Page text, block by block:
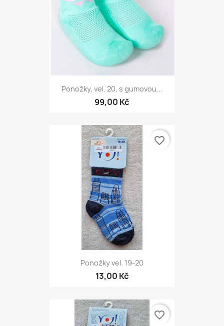
Ponožky, vel. 20, s gumovou...
99,00 Kč
Ponožky vel. 19-20
13,00 Kč
favorite_border
favorite_border